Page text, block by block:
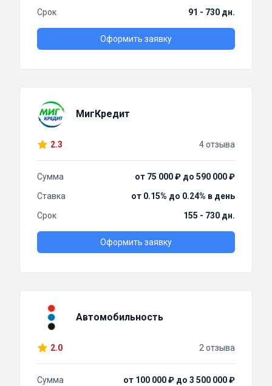
Срок
91 - 730 дн.
Оформить заявку
МигКредит
2.3 4 отзыва
Сумма
от 75 000 ₽ до 590 000 ₽
Ставка
от 0.15% до 0.24% в день
Срок
155 - 730 дн.
Оформить заявку
Автомобильность
2.0 2 отзыва
Сумма
от 100 000 ₽ до 3 500 000 ₽